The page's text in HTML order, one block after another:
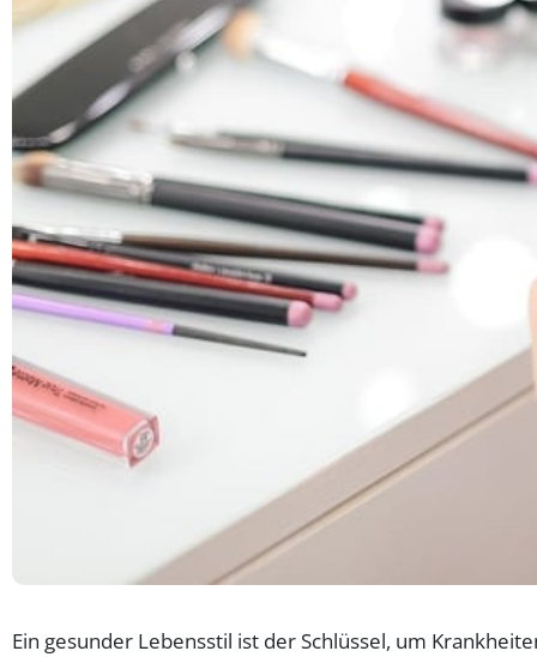
Ein gesunder Lebensstil ist der Schlüssel, um